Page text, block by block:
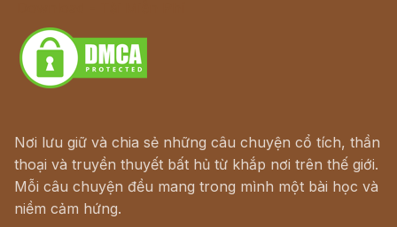
Nơi lưu giữ và chia sẻ những câu chuyện cổ tích, thần
thoại và truyền thuyết bất hủ từ khắp nơi trên thế giới.
Mỗi câu chuyện đều mang trong mình một bài học và
niềm cảm hứng.